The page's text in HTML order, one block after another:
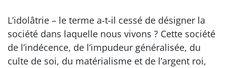
L’idolâtrie – le terme a-t-il cessé de désigner la
société dans laquelle nous vivons ? Cette société
de l’indécence, de l’impudeur généralisée, du
culte de soi, du matérialisme et de l’argent roi,